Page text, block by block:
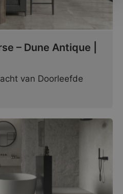
– Dune Antique |
van Doorleefde